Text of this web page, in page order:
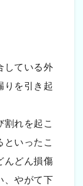
している外
りを引き起
割れを起こ
といったこ
んどん損傷
、やがて下